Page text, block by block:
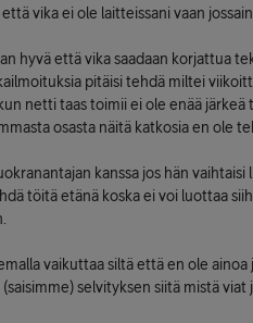
vika ei ole laitteissani vaan
hyvä että vika saadaan korjattua
pitäisi tehdä miltei
netti taas toimii ei ole enää
osasta näitä katkosia en ole
kanssa jos hän
töitä etänä koska ei voi luottaa
vaikuttaa siltä että en ole
selvityksen siitä mistä viat